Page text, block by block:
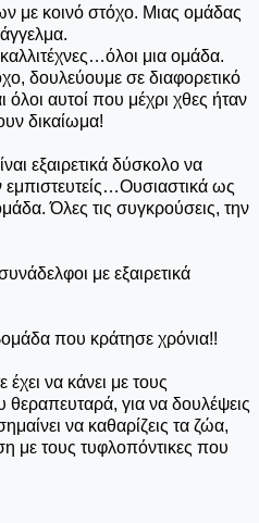
με κοινό στόχο. Μιας ομάδας
μια ομάδα.
δουλεύουμε σε διαφορετικό
όλοι αυτοί που μέχρι χθες ήταν
δικαίωμα!
εξαιρετικά δύσκολο να
εμπιστευτείς…Ουσιαστικά ως
Όλες τις συγκρούσεις, την
με εξαιρετικά
που κράτησε χρόνια!!
να κάνει με τους
θεραπευταρά, για να δουλέψεις
να καθαρίζεις τα ζώα,
με τους τυφλοπόντικες που